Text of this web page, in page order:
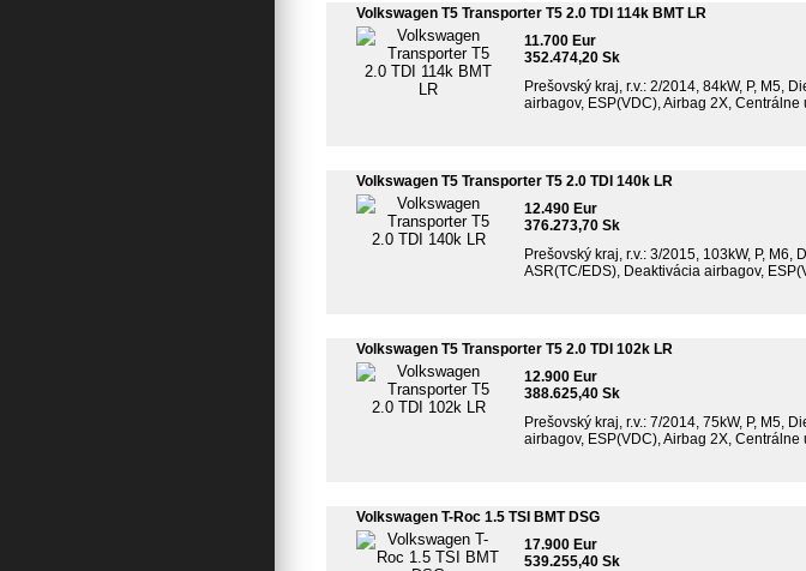
Volkswagen T5 Transporter T5 2.0 TDI 114k BMT LR
11.700 Eur
352.474,20 Sk
Prešovský kraj, r.v.: 2/2014, 84kW, P, M5,
airbagov, ESP(VDC), Airbag 2X,
Volkswagen T5 Transporter T5 2.0 TDI 140k LR
12.490 Eur
376.273,70 Sk
Prešovský kraj, r.v.: 3/2015, 103kW, P,
ASR(TC/EDS), Deaktivácia airbagov,
Volkswagen T5 Transporter T5 2.0 TDI 102k LR
12.900 Eur
388.625,40 Sk
Prešovský kraj, r.v.: 7/2014, 75kW, P, M5,
airbagov, ESP(VDC), Airbag 2X,
Volkswagen T-Roc 1.5 TSI BMT DSG
17.900 Eur
539.255,40 Sk